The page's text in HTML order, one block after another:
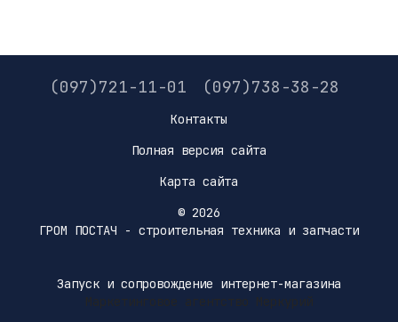
(097)721-11-01 (097)738-38-28
Контакты
Полная версия сайта
Карта сайта
© 2026
ГРОМ ПОСТАЧ - строительная техника и запчасти
Запуск и сопровождение интернет-магазина
Маркетинговое агентство Меркурий